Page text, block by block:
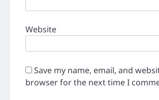
Website
Save my name, email, and
browser for the next time I